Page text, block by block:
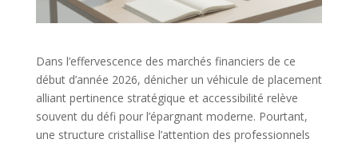
Dans l’effervescence des marchés financiers de ce
début d’année 2026, dénicher un véhicule de placement
alliant pertinence stratégique et accessibilité relève
souvent du défi pour l’épargnant moderne. Pourtant,
une structure cristallise l’attention des professionnels